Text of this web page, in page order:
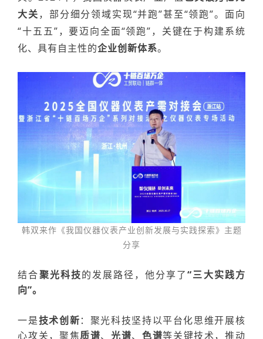
大关，部分细分领域实现“并跑”甚至“领跑”。 面向
“十五五”，要迈向全面“领跑”， 关键在于构建系统
化、具有自主性的企业创新体系。
韩双来作《我国仪器仪表产业创新发展与实践探索》主题
分享
结合聚光科技的发展路径，他分享了“三大实践方
向”。
一是技术创新：聚光科技坚持以平台化思维开展核
心攻关，聚焦质谱、光谱、 色谱等关键技术，推动